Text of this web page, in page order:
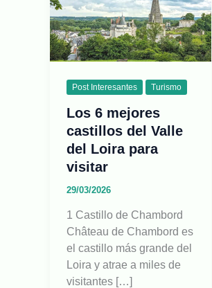
Post Interesantes Turismo
Los 6 mejores
castillos del Valle
del Loira para
visitar
29/03/2026
1 Castillo de Chambord
Château de Chambord es
el castillo más grande del
Loira y atrae a miles de
visitantes […]